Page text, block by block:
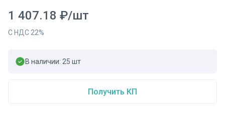
1 407.18 ₽/шт
С НДС 22%
В наличии: 25 шт
Получить КП